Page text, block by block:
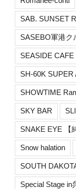
SAB. SUNSET
SASEBO軍港ク
SEASIDE
SH-60K SUPER
SHOWTIME
SKY BAR
SNAKE EYE 【
Snow halation
SOUTH
Special Stage in